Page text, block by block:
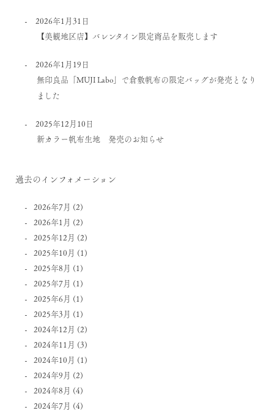
2026年1月31日
【美観地区店】バレンタイン限定商品を販売します
2026年1月19日
無印良品「MUJI Labo」で倉敷帆布の限定バッグが発売となり
ました
2025年12月10日
新カラー帆布生地 発売のお知らせ
過去のインフォメーション
2026年7月 (2)
2026年1月 (2)
2025年12月 (2)
2025年10月 (1)
2025年8月 (1)
2025年7月 (1)
2025年6月 (1)
2025年3月 (1)
2024年12月 (2)
2024年11月 (3)
2024年10月 (1)
2024年9月 (2)
2024年8月 (4)
2024年7月 (4)